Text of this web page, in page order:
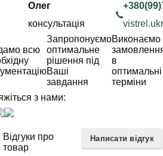
Олег
консультація
всю
Запропонуємо
оптимальне
рішення під
Ваші
завдання
Виконаємо
в
оптимальні
терміни
з нами:
Відгуки про
товар
Написати відгук